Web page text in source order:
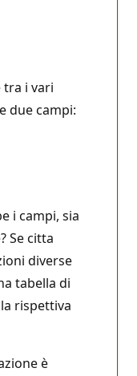
tra i vari
due campi:
i campi, sia
Se citta
diverse
tabella di
rispettiva
è